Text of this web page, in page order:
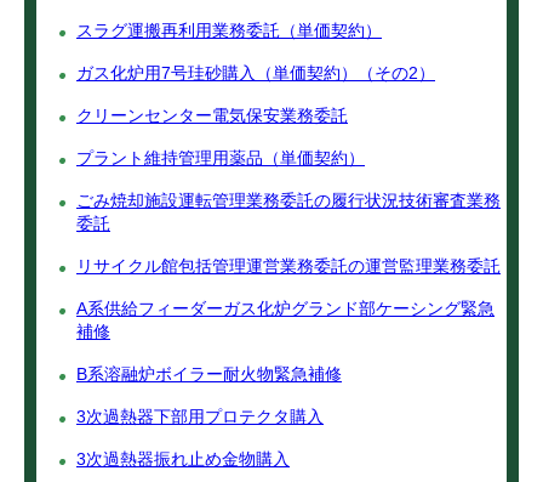
スラグ運搬再利用業務委託（単価契約）
ガス化炉用7号珪砂購入（単価契約）（その2）
クリーンセンター電気保安業務委託
プラント維持管理用薬品（単価契約）
ごみ焼却施設運転管理業務委託の履行状況技術審査業務
委託
リサイクル館包括管理運営業務委託の運営監理業務委託
A系供給フィーダーガス化炉グランド部ケーシング緊急
補修
B系溶融炉ボイラー耐火物緊急補修
3次過熱器下部用プロテクタ購入
3次過熱器振れ止め金物購入